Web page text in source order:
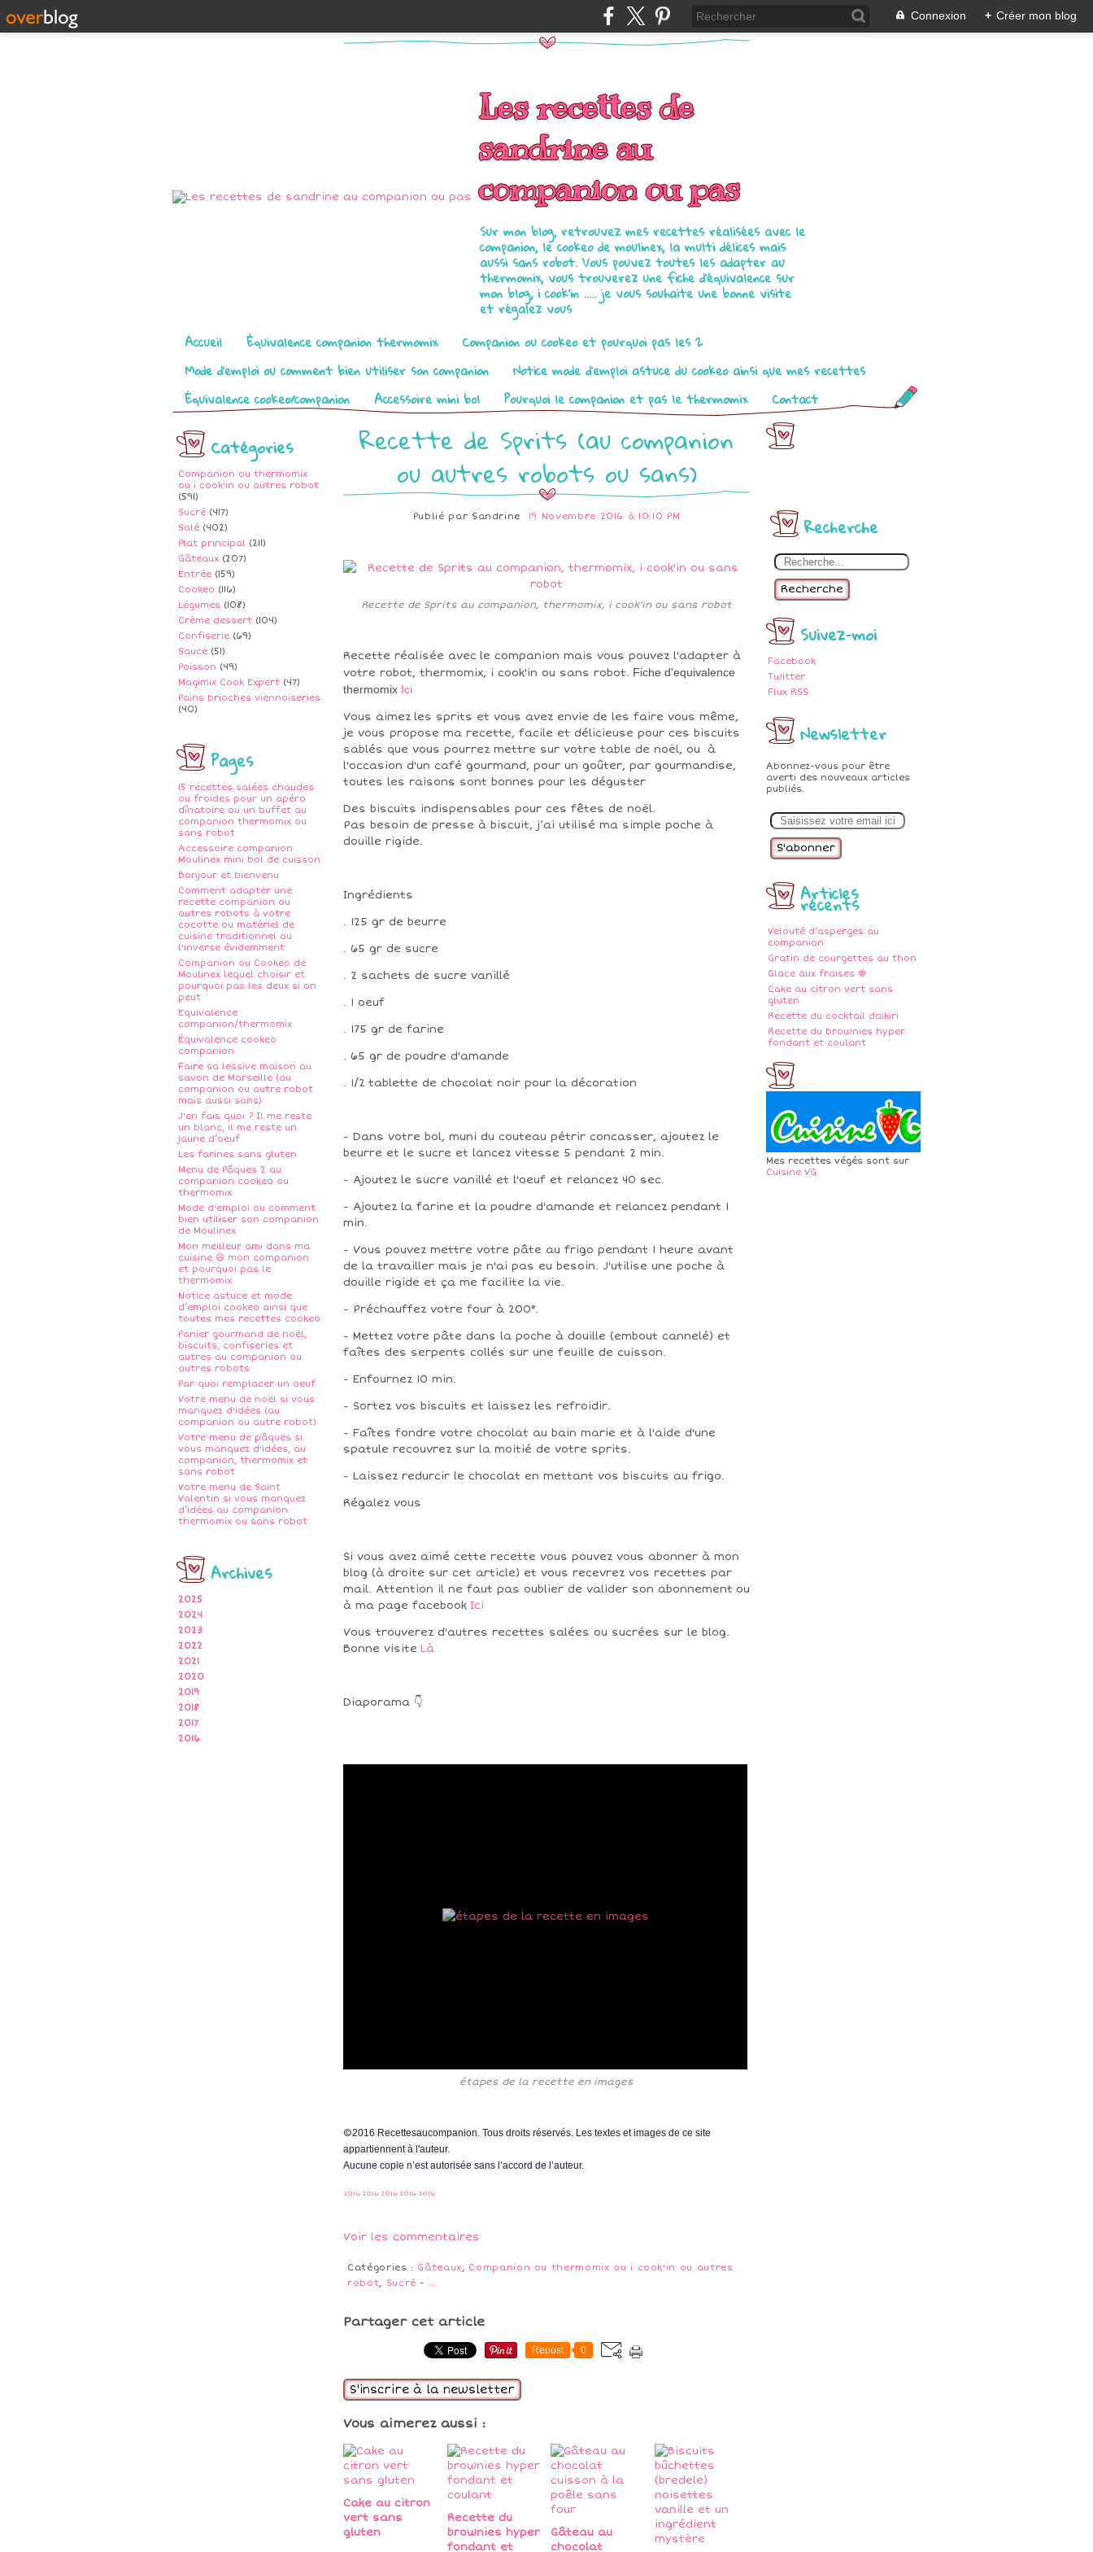
Connexion + Créer mon blog
Les recettes de
sandrine au
companion ou pas
Sur mon blog, retrouvez mes recettes réalisées avec le
companion, le cookeo de moulinex, la multi délices mais
aussi sans robot. Vous pouvez toutes les adapter au
thermomix, vous trouverez une fiche d'équivalence sur
mon blog, i cook'in ..... je vous souhaite une bonne visite
et régalez vous
Pages
Accueil Équivalence companion thermomix
Companion ou cookeo et pourquoi pas les 2
Mode d’emploi ou comment bien utiliser son companion
Notice mode d’emploi astuce du cookeo ainsi que mes recettes
Équivalence cookeo/companion
Accessoire mini bol Pourquoi le companion et pas le thermomix Contact
Catégories
Companion ou thermomix
ou i cook'in ou autres robot
(591)
Sucré (417)
Salé (402)
Plat principal (211)
Gâteaux (207)
Entrée (159)
Cookeo (116)
Légumes (108)
Crème dessert (104)
Confiserie (69)
Sauce (51)
Poisson (49)
Magimix Cook Expert (47)
Pains brioches viennoiseries
(40)
Pages
15 recettes salées chaudes
ou froides pour un apéro
dînatoire ou un buffet au
companion thermomix ou
sans robot
Accessoire companion
Moulinex mini bol de cuisson
Bonjour et bienvenu
Comment adapter une
recette companion ou
autres robots à votre
cocotte ou matériel de
cuisine traditionnel ou
l'inverse évidemment
Companion ou Cookeo de
Moulinex lequel choisir et
pourquoi pas les deux si on
peut
Equivalence
companion/thermomix
Équivalence cookeo
companion
Faire sa lessive maison au
savon de Marseille (au
companion ou autre robot
mais aussi sans)
J'en fais quoi ? Il me reste
un blanc, il me reste un
jaune d’oeuf
Les farines sans gluten
Menu de Pâques 2 au
companion cookeo ou
thermomix
Mode d'emploi ou comment
bien utiliser son companion
de Moulinex
Mon meilleur ami dans ma
cuisine 😆 mon companion
et pourquoi pas le
thermomix
Notice astuce et mode
d’emploi cookeo ainsi que
toutes mes recettes cookeo
Panier gourmand de noël,
biscuits, confiseries et
autres au companion ou
autres robots
Par quoi remplacer un oeuf
Votre menu de noël si vous
manquez d'idées (au
companion ou autre robot)
Votre menu de pâques si
vous manquez d'idées, au
companion, thermomix et
sans robot
Votre menu de Saint
Valentin si vous manquez
d’idées au companion
thermomix ou sans robot
Archives
2025
2024
2023
2022
2021
2020
2019
2018
2017
2016
Recherche
Recherche
Suivez-moi
Facebook
Twitter
Flux RSS
Newsletter
Abonnez-vous pour être
averti des nouveaux articles
publiés.
m
Articles
récents
Velouté d’asperges au
companion
Gratin de courgettes au thon
Glace aux fraises 🍓
Cake au citron vert sans
gluten
Recette du cocktail daikiri
Recette du brownies hyper
fondant et coulant
Mes recettes végés sont sur
Cuisine VG
Recette de Sprits (au companion
ou autres robots ou sans)
Publié par Sandrine 19 Novembre 2016 à 10:10 PM
Recette de Sprits au companion, thermomix, i cook'in ou sans robot
Recette réalisée avec le companion mais vous pouvez l'adapter à
votre robot, thermomix, i cook'in ou sans robot. Fiche d'equivalence
thermomix Ici
Vous aimez les sprits et vous avez envie de les faire vous même,
je vous propose ma recette, facile et délicieuse pour ces biscuits
sablés que vous pourrez mettre sur votre table de noël, ou à
l'occasion d'un café gourmand, pour un goûter, par gourmandise,
toutes les raisons sont bonnes pour les déguster
Des biscuits indispensables pour ces fêtes de noël.
Pas besoin de presse à biscuit, j’ai utilisé ma simple poche à
douille rigide.
Ingrédients
. 125 gr de beurre
. 65 gr de sucre
. 2 sachets de sucre vanillé
. 1 oeuf
. 175 gr de farine
. 65 gr de poudre d'amande
. 1/2 tablette de chocolat noir pour la décoration
- Dans votre bol, muni du couteau pétrir concasser, ajoutez le
beurre et le sucre et lancez vitesse 5 pendant 2 min.
- Ajoutez le sucre vanillé et l'oeuf et relancez 40 sec.
- Ajoutez la farine et la poudre d'amande et relancez pendant 1
min.
- Vous pouvez mettre votre pâte au frigo pendant 1 heure avant
de la travailler mais je n'ai pas eu besoin. J'utilise une poche à
douille rigide et ça me facilite la vie.
- Préchauffez votre four à 200°.
- Mettez votre pâte dans la poche à douille (embout cannelé) et
faîtes des serpents collés sur une feuille de cuisson.
- Enfournez 10 min.
- Sortez vos biscuits et laissez les refroidir.
- Faîtes fondre votre chocolat au bain marie et à l'aide d'une
spatule recouvrez sur la moitié de votre sprits.
- Laissez redurcir le chocolat en mettant vos biscuits au frigo.
Régalez vous
Si vous avez aimé cette recette vous pouvez vous abonner à mon
blog (à droite sur cet article) et vous recevrez vos recettes par
mail. Attention il ne faut pas oublier de valider son abonnement ou
à ma page facebook Ici
Vous trouverez d'autres recettes salées ou sucrées sur le blog.
Bonne visite Là
Diaporama 👇
étapes de la recette en images
©2016 Recettesaucompanion. Tous droits réservés. Les textes et images de ce site
appartiennent à l'auteur.
Aucune copie n’est autorisée sans l’accord de l’auteur.
2016 2016 2016 2016 2016
Voir les commentaires
Catégories : Gâteaux, Companion ou thermomix ou i cook'in ou autres
robot, Sucré - …
Partager cet article
Repost 0
S'inscrire à la newsletter
Vous aimerez aussi :
Cake au citron
vert sans
gluten
Recette du
brownies hyper
fondant et
Gâteau au
chocolat